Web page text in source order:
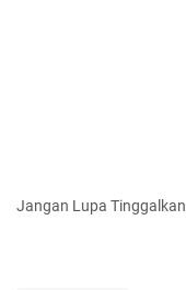
Jangan Lupa